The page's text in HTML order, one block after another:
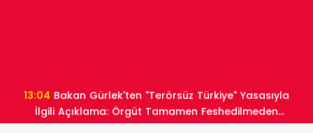
13:04
İlgili Açıklama: Örgüt Tamamen Feshedilmeden
Düzenleme Yürürlüğe Girmeyecek